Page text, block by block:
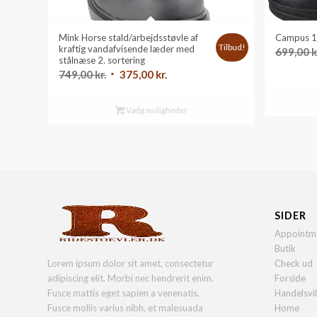
Mink Horse stald/arbejdsstøvle af
kraftig vandafvisende læder med
stålnæse 2. sortering
749,00kr. Den
pris
375,00 kr.
pris
Tilbud!
Vælg muligheder
Campus
699,00
Lorem ipsum dolor sit amet, consectetur
adipiscing elit. Morbi nec hendrerit enim.
Fusce mattis eget sapien a venenatis.
Fusce mollis varius nibh, et malesuada
SIDER
Butik
Check ud
Forside
Home